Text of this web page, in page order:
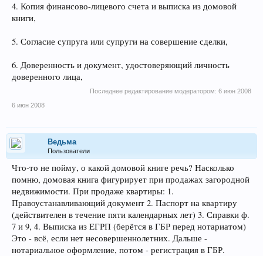
4. Копия финансово-лицевого счета и выписка из домовой
книги,
5. Согласие супруга или супруги на совершение сделки,
6. Доверенность и документ, удостоверяющий личность
доверенного лица,
Последнее редактирование модератором: 6 июн 2008
6 июн 2008
Ведьма
Пользователи
Что-то не пойму, о какой домовой книге речь? Насколько
помню, домовая книга фигурирует при продажах загородной
недвижимости. При продаже квартиры: 1.
Правоустанавливающий документ 2. Паспорт на квартиру
(действителен в течение пяти календарных лет) 3. Справки ф.
7 и 9, 4. Выписка из ЕГРП (берётся в ГБР перед нотариатом)
Это - всё, если нет несовершеннолетних. Дальше -
нотариальное оформление, потом - регистрация в ГБР.